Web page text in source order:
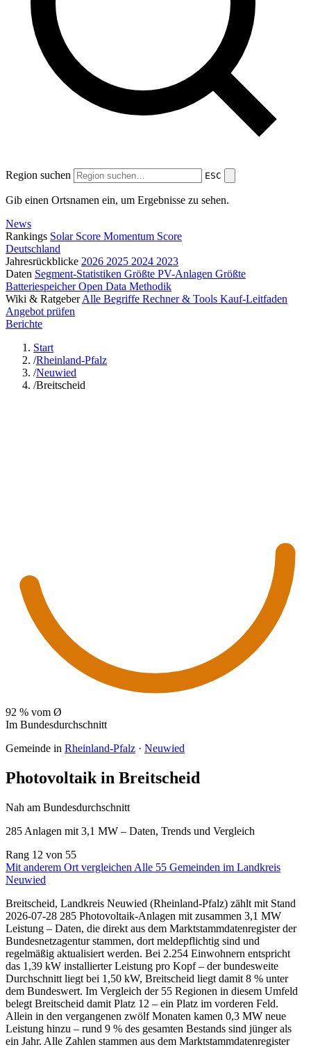
Region suchen ESC
Gib einen Ortsnamen ein, um Ergebnisse zu sehen.
News
Rankings Solar Score Momentum Score
Deutschland
Jahresrückblicke 2026 2025 2024 2023
Daten Segment-Statistiken Größte PV-Anlagen Größte
BatteriespeicherOpen Data Methodik
Wiki & Ratgeber Alle Begriffe Rechner & Tools Kauf-Leitfaden
Angebot prüfen
Berichte
Start
/Rheinland-Pfalz
/Neuwied
/Breitscheid
92 % vom Ø
Im Bundesdurchschnitt
Gemeinde in Rheinland-Pfalz · Neuwied
Photovoltaik in Breitscheid
Nah am Bundesdurchschnitt
285 Anlagen mit 3,1 MW – Daten, Trends und Vergleich
Rang 12 von 55
Mit anderem Ort vergleichen Alle 55 Gemeinden im Landkreis
Neuwied
Breitscheid, Landkreis Neuwied (Rheinland-Pfalz) zählt mit Stand
2026-07-28 285 Photovoltaik-Anlagen mit zusammen 3,1 MW
Leistung – Daten, die direkt aus dem Marktstammdatenregister der
Bundesnetzagentur stammen, dort meldepflichtig sind und
regelmäßig aktualisiert werden. Bei 2.254 Einwohnern entspricht
das 1,39 kW installierter Leistung pro Kopf – der bundesweite
Durchschnitt liegt bei 1,50 kW, Breitscheid liegt damit 8 % unter
dem Bundeswert. Im Vergleich der 55 Regionen in diesem Umfeld
belegt Breitscheid damit Platz 12 – ein Platz im vorderen Feld.
Allein in den vergangenen zwölf Monaten kamen 0,3 MW neue
Leistung hinzu – rund 9 % des gesamten Bestands sind jünger als
ein Jahr. Alle Zahlen stammen aus dem Marktstammdatenregister